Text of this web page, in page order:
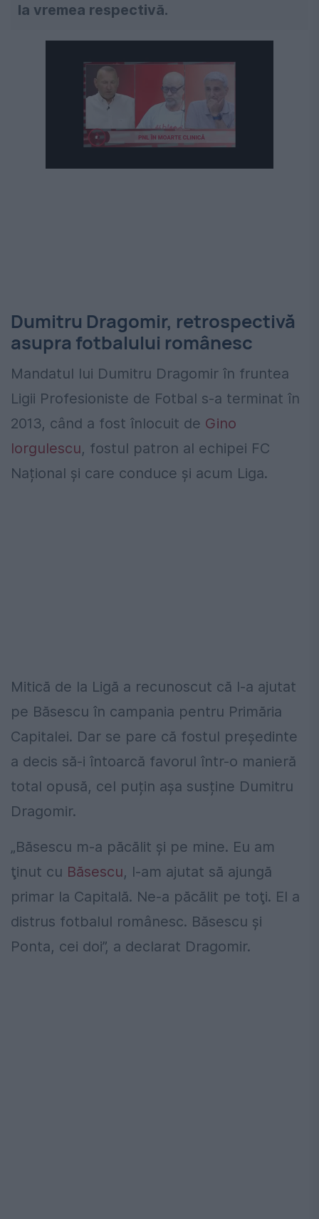
la vremea respectivă.
Dumitru Dragomir, retrospectivă
asupra fotbalului românesc
Mandatul lui Dumitru Dragomir în fruntea
Ligii Profesioniste de Fotbal s-a terminat în
2013, când a fost înlocuit de Gino
Iorgulescu, fostul patron al echipei FC
Național și care conduce și acum Liga.
Mitică de la Ligă a recunoscut că l-a ajutat
pe Băsescu în campania pentru Primăria
Capitalei. Dar se pare că fostul președinte
a decis să-i întoarcă favorul într-o manieră
total opusă, cel puțin așa susține Dumitru
Dragomir.
„Băsescu m-a păcălit şi pe mine. Eu am
ţinut cu Băsescu, l-am ajutat să ajungă
primar la Capitală. Ne-a păcălit pe toţi. El a
distrus fotbalul românesc. Băsescu şi
Ponta, cei doi”, a declarat Dragomir.